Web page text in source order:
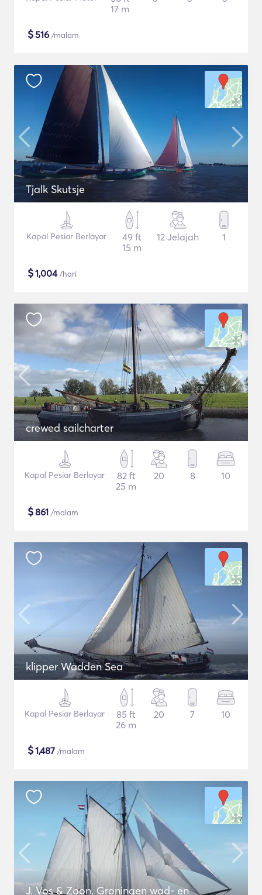
17 m
$516 /malam
Tjalk Skutsje
Kapal Pesiar Berlayar
49 ft
15 m
12 Jelajah 1
$1,004/hari
crewed sailcharter
Kapal Pesiar Berlayar
82 ft
25 m
20 8 10
$861 /malam
klipper Wadden Sea
Kapal Pesiar Berlayar
85 ft
26 m
20 7 10
$1,487 /malam
J. Vos & Zoon, Groningen wad- en